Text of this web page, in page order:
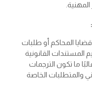
المحاكم أو طلبات
المستندات القانونية
ما تكون الترجمات
والمتطلبات الخاصة